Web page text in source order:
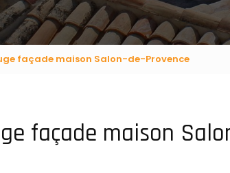
façade maison Salon-de-Provence
façade maison